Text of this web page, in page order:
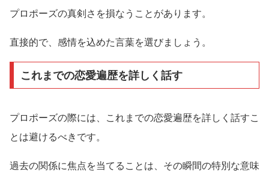
プロポーズの真剣さを損なうことがあります。
直接的で、感情を込めた言葉を選びましょう。
これまでの恋愛遍歴を詳しく話す
プロポーズの際には、これまでの恋愛遍歴を詳しく話すこ
とは避けるべきです。
過去の関係に焦点を当てることは、その瞬間の特別な意味